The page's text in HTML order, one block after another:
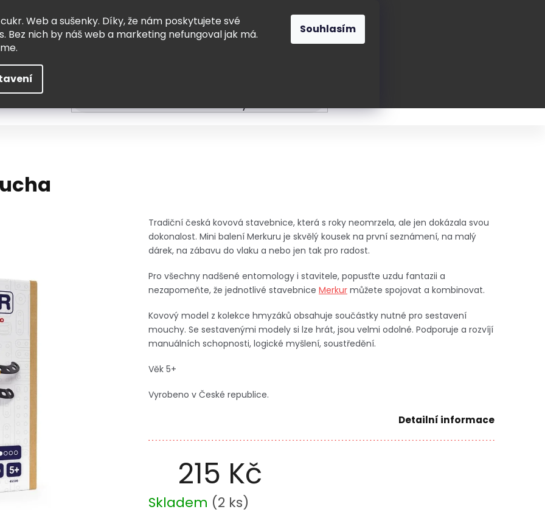
Web a sušenky. Díky, že nám poskytujete své
Bez nich by náš web a marketing nefungoval jak má.
Souhlasím
215 Kč
Měrná
cena:
Skladem (2 ks)
Tradiční česká kovová stavebnice, která s roky neomrzela, ale jen dokázala svou
dokonalost. Mini balení Merkuru je skvělý kousek na první seznámení, na malý
dárek, na zábavu do vlaku a nebo jen tak pro radost.
Pro všechny nadšené entomology i stavitele, popusťte uzdu fantazii a
nezapomeňte, že jednotlivé stavebnice Merkur můžete spojovat a kombinovat.
Kovový model z kolekce hmyzáků obsahuje součástky nutné pro sestavení
mouchy. Se sestavenými modely si lze hrát, jsou velmi odolné. Podporuje a rozvíjí
manuálních schopnosti, logické myšlení, soustředění.
Věk 5+
Vyrobeno v České republice.
Detailní informace